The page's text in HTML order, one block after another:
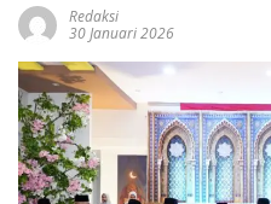
Redaksi
30 Januari 2026